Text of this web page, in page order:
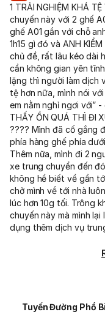
1 TRẢI NGHIỆM KHÁ
chuyến này với 2 ghế
ghế A01 gần với chỗ
1h15 gì đó và ANH
chủ đề, rất lâu kéo dài
cần không gian yên
lặng thì người làm dịch
tệ hơn nữa, mình nói
em nằm nghỉ ngơi với”
THẤY ỒN QUÁ THÌ ĐI
???? Mình đã cố gắng
phía hàng ghế phía
Thêm nữa, mình đi 2
xe trung chuyển đến
không hề biết về gần
chở mình về tới nhà
lúc hơn 10g tối. Trông
chuyến này mà mình
dụng thêm dịch vụ
Tuyến Đường Phổ